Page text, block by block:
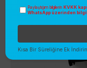
Paylaştığım bilgilerin KVKK
WhatsApp üzerinden
Kısa Bir Süreliğine Ek İndirim